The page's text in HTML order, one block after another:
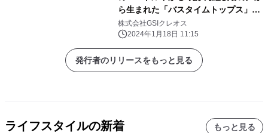
ら生まれた「バスタイムトップス」訪
日客に好評
株式会社GSIクレオス
2024年1月18日 11:15
発行者のリリースをもっと見る
ライフスタイルの新着 もっと見る